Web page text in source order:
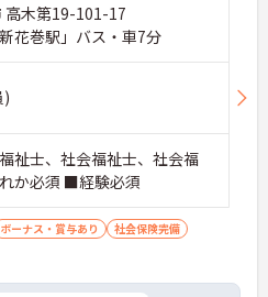
高木第19-101-17
花巻駅」バス・車7分
)
祉士、社会福祉士、社会福
か必須 ■経験必須
ボーナス・賞与あり
社会保険完備